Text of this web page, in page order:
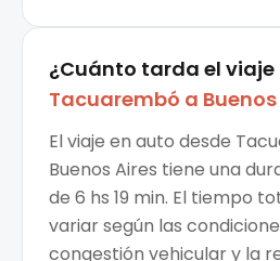
¿Cuánto tarda el viaje
Tacuarembó a
El viaje en auto desde
Buenos Aires tiene una
de 6 hs 19 min. El tiempo
variar según las
congestión vehicular y la